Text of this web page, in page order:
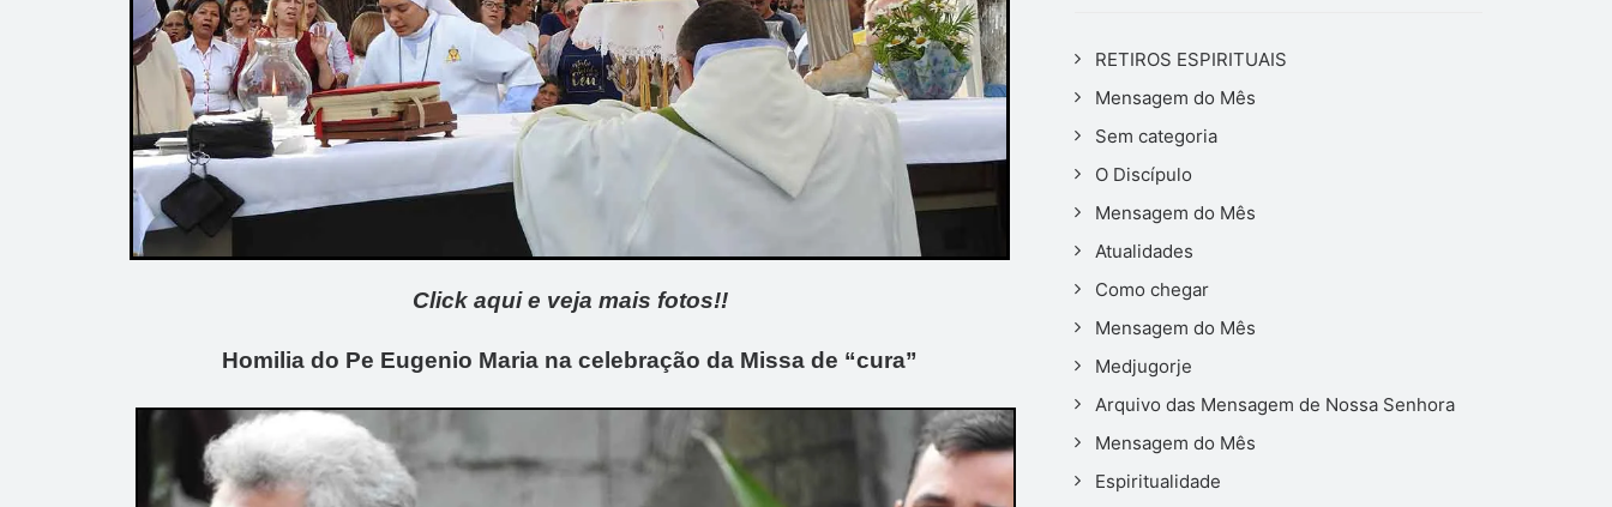
Click aqui e veja mais fotos!!
Homilia do Pe Eugenio Maria na celebração da Missa de “cura”
RETIROS ESPIRITUAIS
Mensagem do Mês
Sem categoria
O Discípulo
Mensagem do Mês
Atualidades
Como chegar
Mensagem do Mês
Medjugorje
Arquivo das Mensagem de Nossa Senhora
Mensagem do Mês
Espiritualidade